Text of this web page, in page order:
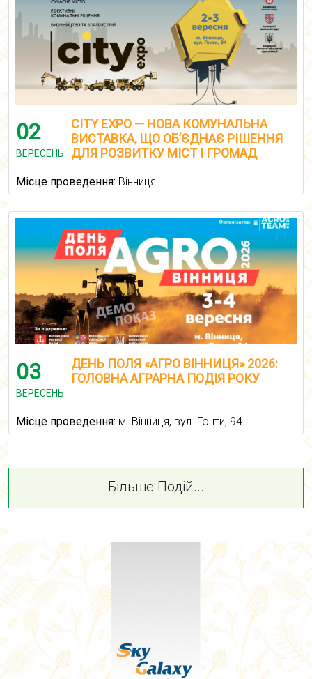
02
ВЕРЕСЕНЬ
CITY EXPO — НОВА КОМУНАЛЬНА
ВИСТАВКА, ЩО ОБ’ЄДНАЄ РІШЕННЯ
ДЛЯ РОЗВИТКУ МІСТ І ГРОМАД
Місце проведення: Вінниця
03
ВЕРЕСЕНЬ
ДЕНЬ ПОЛЯ «АГРО ВІННИЦЯ» 2026:
ГОЛОВНА АГРАРНА ПОДІЯ РОКУ
Місце проведення: м. Вінниця, вул. Гонти, 94
Більше Подій...